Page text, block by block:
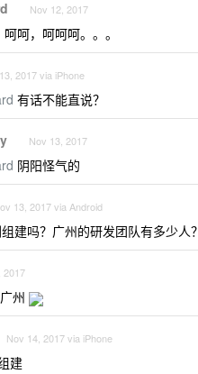
Nov 12, 2017
呵呵，呵呵呵。。。
2017 via iPhone
有话不能直说？
Nov 13, 2017
阴阳怪气的
13, 2017 via Android
建吗？广州的研发团队有多少人？
2017
州
Nov 14, 2017 via iPhone
建